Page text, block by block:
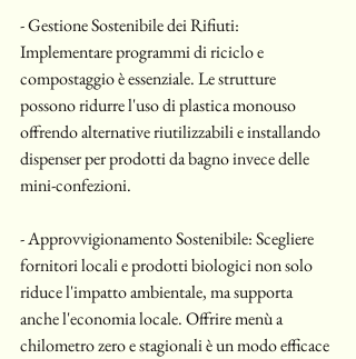
- Gestione Sostenibile dei Rifiuti:
Implementare programmi di riciclo e
compostaggio è essenziale. Le strutture
possono ridurre l'uso di plastica monouso
offrendo alternative riutilizzabili e installando
dispenser per prodotti da bagno invece delle
mini-confezioni.
- Approvvigionamento Sostenibile: Scegliere
fornitori locali e prodotti biologici non solo
riduce l'impatto ambientale, ma supporta
anche l'economia locale. Offrire menù a
chilometro zero e stagionali è un modo efficace